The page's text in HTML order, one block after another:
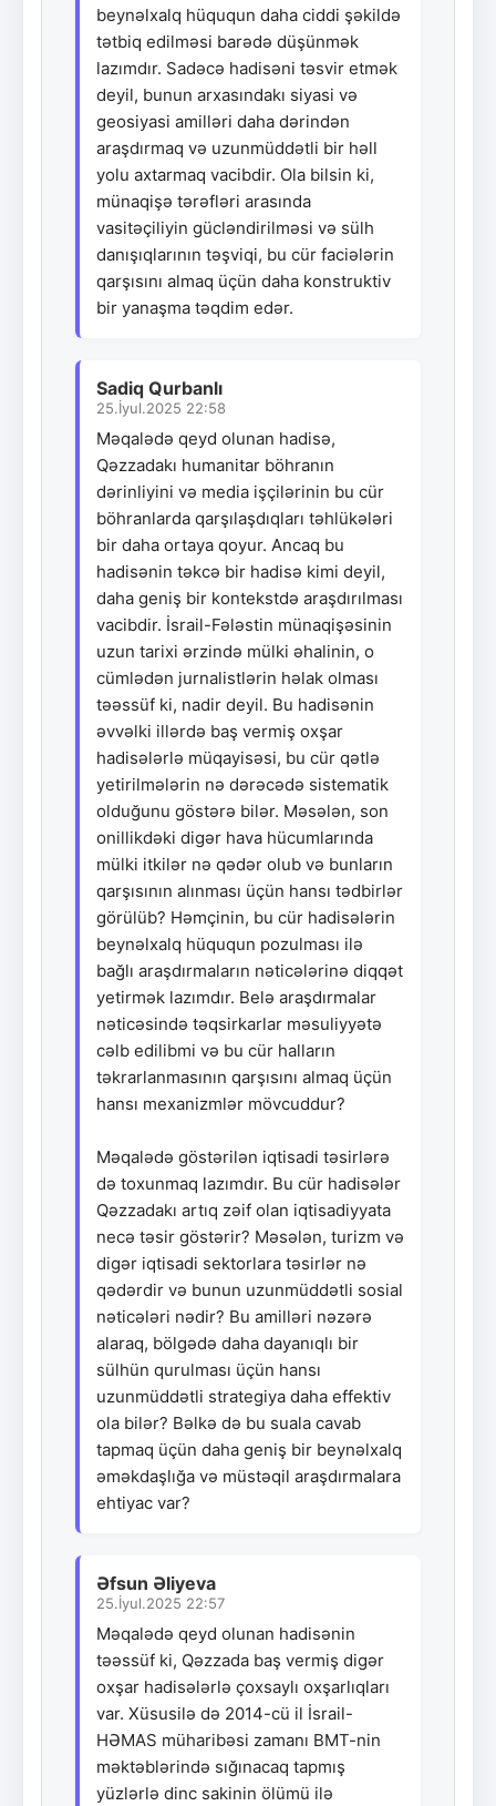
beynəlxalq hüququn daha ciddi şəkildə
tətbiq edilməsi barədə düşünmək
lazımdır. Sadəcə hadisəni təsvir etmək
deyil, bunun arxasındakı siyasi və
geosiyasi amilləri daha dərindən
araşdırmaq və uzunmüddətli bir həll
yolu axtarmaq vacibdir. Ola bilsin ki,
münaqişə tərəfləri arasında
vasitəçiliyin gücləndirilməsi və sülh
danışıqlarının təşviqi, bu cür faciələrin
qarşısını almaq üçün daha konstruktiv
bir yanaşma təqdim edər.
Sadiq Qurbanlı
25.İyul.2025 22:58
Məqalədə qeyd olunan hadisə,
Qəzzadakı humanitar böhranın
dərinliyini və media işçilərinin bu cür
böhranlarda qarşılaşdıqları təhlükələri
bir daha ortaya qoyur. Ancaq bu
hadisənin təkcə bir hadisə kimi deyil,
daha geniş bir kontekstdə araşdırılması
vacibdir. İsrail-Fələstin münaqişəsinin
uzun tarixi ərzində mülki əhalinin, o
cümlədən jurnalistlərin həlak olması
təəssüf ki, nadir deyil. Bu hadisənin
əvvəlki illərdə baş vermiş oxşar
hadisələrlə müqayisəsi, bu cür qətlə
yetirilmələrin nə dərəcədə sistematik
olduğunu göstərə bilər. Məsələn, son
onillikdəki digər hava hücumlarında
mülki itkilər nə qədər olub və bunların
qarşısının alınması üçün hansı tədbirlər
görülüb? Həmçinin, bu cür hadisələrin
beynəlxalq hüququn pozulması ilə
bağlı araşdırmaların nəticələrinə diqqət
yetirmək lazımdır. Belə araşdırmalar
nəticəsində təqsirkarlar məsuliyyətə
cəlb edilibmi və bu cür halların
təkrarlanmasının qarşısını almaq üçün
hansı mexanizmlər mövcuddur?
Məqalədə göstərilən iqtisadi təsirlərə
də toxunmaq lazımdır. Bu cür hadisələr
Qəzzadakı artıq zəif olan iqtisadiyyata
necə təsir göstərir? Məsələn, turizm və
digər iqtisadi sektorlara təsirlər nə
qədərdir və bunun uzunmüddətli sosial
nəticələri nədir? Bu amilləri nəzərə
alaraq, bölgədə daha dayanıqlı bir
sülhün qurulması üçün hansı
uzunmüddətli strategiya daha effektiv
ola bilər? Bəlkə də bu suala cavab
tapmaq üçün daha geniş bir beynəlxalq
əməkdaşlığa və müstəqil araşdırmalara
ehtiyac var?
Əfsun Əliyeva
25.İyul.2025 22:57
Məqalədə qeyd olunan hadisənin
təəssüf ki, Qəzzada baş vermiş digər
oxşar hadisələrlə çoxsaylı oxşarlıqları
var. Xüsusilə də 2014-cü il İsrail-
HƏMAS müharibəsi zamanı BMT-nin
məktəblərində sığınacaq tapmış
yüzlərlə dinc sakinin ölümü ilə